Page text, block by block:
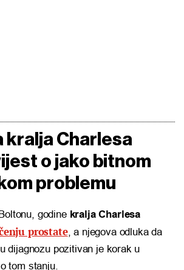
kralja Charlesa
o jako bitnom
problemu
godine kralja Charlesa
prostate, a njegova odluka da
dijagnozu pozitivan je korak u
tom stanju.